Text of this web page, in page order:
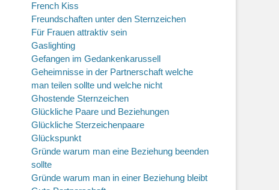
French Kiss
Freundschaften unter den Sternzeichen
Für Frauen attraktiv sein
Gaslighting
Gefangen im Gedankenkarussell
Geheimnisse in der Partnerschaft welche
man teilen sollte und welche nicht
Ghostende Sternzeichen
Glückliche Paare und Beziehungen
Glückliche Sterzeichenpaare
Glückspunkt
Gründe warum man eine Beziehung beenden
sollte
Gründe warum man in einer Beziehung bleibt